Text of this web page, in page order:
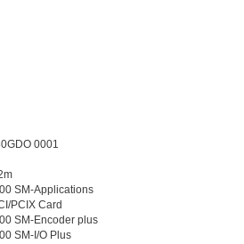
0001
SM-Applications
PCIX Card
SM-Encoder plus
SM-I/O Plus